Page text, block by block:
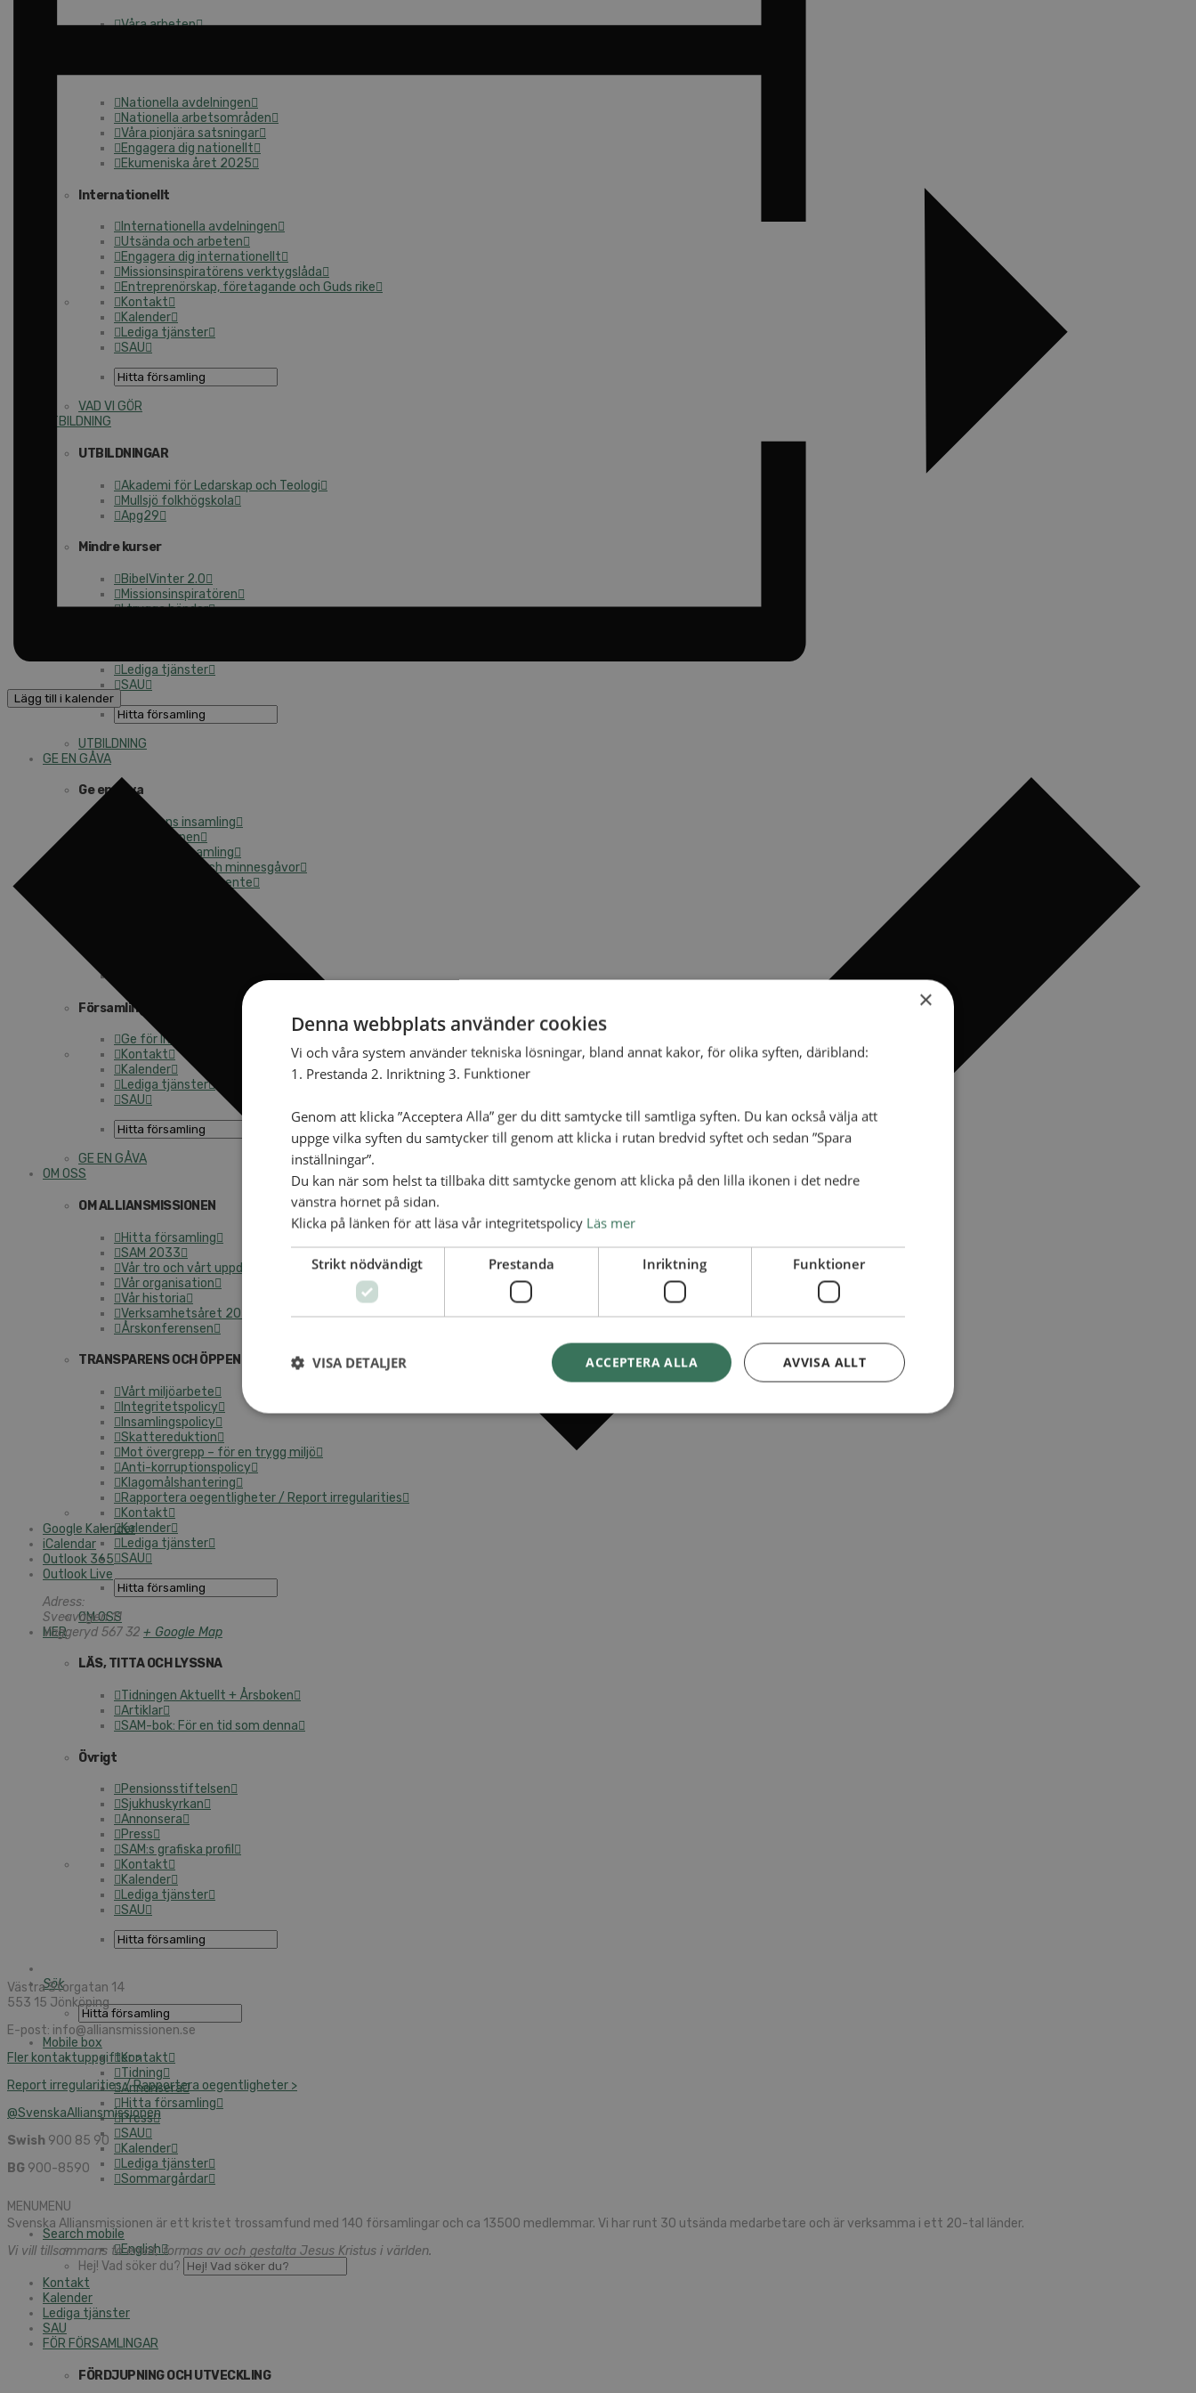
Våra arbeten
Nationellt
Nationella avdelningen
Nationella arbetsområden
Våra pionjära satsningar
Engagera dig nationellt
Ekumeniska året 2025
Internationellt
Internationella avdelningen
Utsända och arbeten
Engagera dig internationellt
Missionsinspiratörens verktygslåda
Entreprenörskap, företagande och Guds rike
Kontakt
Kalender
Lediga tjänster
SAU
VAD VI GÖR
UTBILDNING
UTBILDNINGAR
Akademi för Ledarskap och Teologi
Mullsjö folkhögskola
Apg29
Mindre kurser
BibelVinter 2.0
Missionsinspiratören
I trygga händer
Lediga tjänster
SAU
UTBILDNING
GE EN GÅVA
Ge en gåva
Månadens insamling
Gåvoshoppen
Starta en insamling
Högtidsgåvor och minnesgåvor
Att skriva testamente
Församlingarnas insamlingsarbete
Ge för livet – församlingens insamling
Kontakt
Kalender
Lediga tjänster
SAU
GE EN GÅVA
OM OSS
OM ALLIANSMISSIONEN
Hitta församling
SAM 2033
Vår tro och vårt uppdrag
Vår organisation
Vår historia
Verksamhetsåret 2025
Årskonferensen
TRANSPARENS OCH ÖPPENHET
Vårt miljöarbete
Integritetspolicy
Insamlingspolicy
Skattereduktion
Mot övergrepp – för en trygg miljö
Anti-korruptionspolicy
Klagomålshantering
Rapportera oegentligheter / Report irregularities
Kontakt
Kalender
Lediga tjänster
SAU
OM OSS
MER
LÄS, TITTA OCH LYSSNA
Tidningen Aktuellt + Årsboken
Artiklar
SAM-bok: För en tid som denna
Övrigt
Pensionsstiftelsen
Sjukhuskyrkan
Annonsera
Press
SAM:s grafiska profil
Kontakt
Kalender
Lediga tjänster
SAU
Sök
Mobile box
Kontakt
Tidning
Annonsera
Hitta församling
Press
SAU
Kalender
Lediga tjänster
Sommargårdar
MENUMENU
Search mobile
English
Hej! Vad söker du?
Kontakt
Kalender
Lediga tjänster
SAU
FÖR FÖRSAMLINGAR
FÖRDJUPNING OCH UTVECKLING
Lägg till i kalender
Google Kalender
iCalendar
Outlook 365
Outlook Live
Adress:
Sveavägen 11
Vaggeryd 567 32 + Google Map
Västra Storgatan 14
553 15 Jönköping
E-post: info@alliansmissionen.se
Fler kontaktuppgifter >
Report irregularities / Rapportera oegentligheter >
@SvenskaAlliansmissionen
Swish 900 85 90
BG 900-8590
Svenska Alliansmissionen är ett kristet trossamfund med 140 församlingar och ca 13500 medlemmar. Vi har runt 30 utsända medarbetare och är verksamma i ett 20-tal länder.
Vi vill tillsammans ta emot, formas av och gestalta Jesus Kristus i världen.
×
Denna webbplats använder cookies
Vi och våra system använder tekniska lösningar, bland annat kakor, för olika syften, däribland:
1. Prestanda 2. Inriktning 3. Funktioner
Genom att klicka ”Acceptera Alla” ger du ditt samtycke till samtliga syften. Du kan också välja att
uppge vilka syften du samtycker till genom att klicka i rutan bredvid syftet och sedan ”Spara
inställningar”.
Du kan när som helst ta tillbaka ditt samtycke genom att klicka på den lilla ikonen i det nedre
vänstra hörnet på sidan.
Klicka på länken för att läsa vår integritetspolicy Läs mer
Strikt nödvändigt Prestanda Inriktning Funktioner
ACCEPTERA ALLA AVVISA ALLT
VISA DETALJER